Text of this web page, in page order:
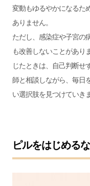
変動もゆるやかになるた
ありません。
ただし、感染症や子宮の
も改善しないことがあり
じたときは、自己判断せ
師と相談しながら、毎日
い選択肢を見つけていき
ピルをはじめる